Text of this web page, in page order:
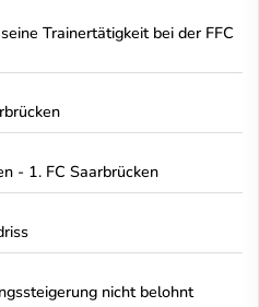
Trainertätigkeit bei der FFC
- 1. FC Saarbrücken
nicht belohnt